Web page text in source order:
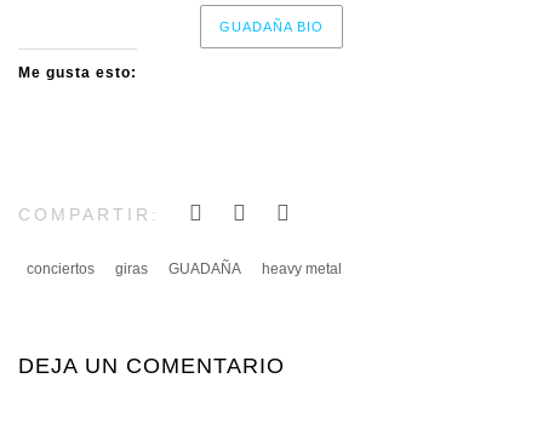
GUADAÑA BIO
Me gusta esto:
COMPARTIR:
conciertos giras GUADAÑA heavy metal
DEJA UN COMENTARIO